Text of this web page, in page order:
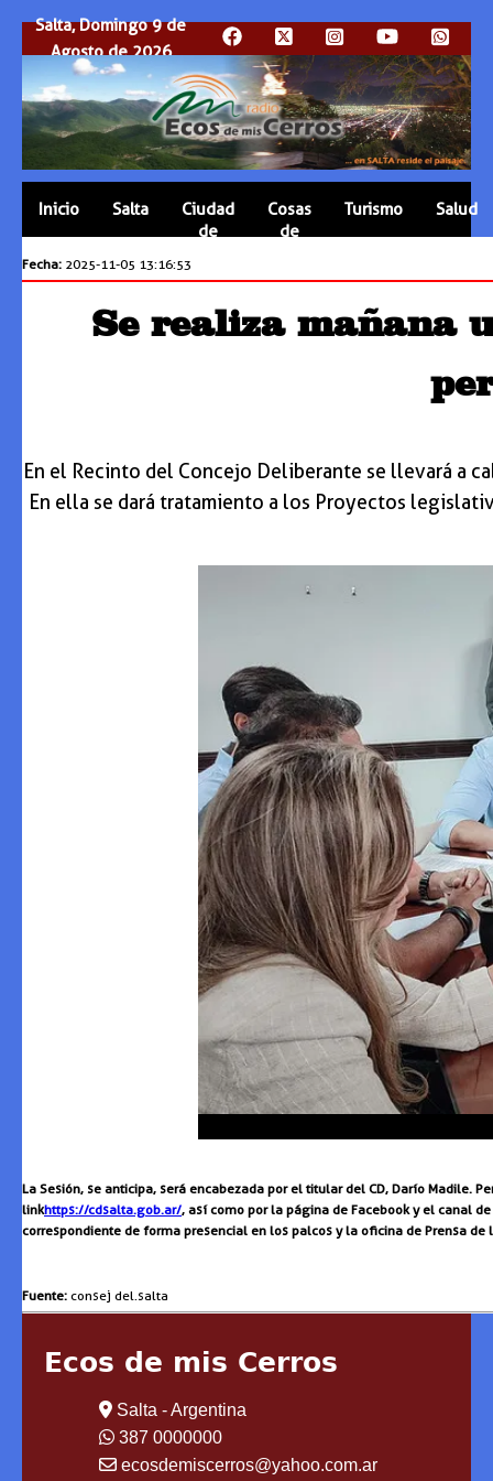
Salta, Domingo 9 de
Agosto de 2026
Inicio Salta
Ciudad
de
Cosas
de
Turismo Salud
Fecha: 2025-11-05 13:16:53
Se realiza mañana
En el Recinto del Concejo Deliberante se llevará a
En ella se dará tratamiento a los Proyectos
La Sesión, se anticipa, será encabezada por el titular del CD, Darío Madile.
linkhttps://cdsalta.gob.ar/, así como por la página de Facebook y el canal
correspondiente de forma presencial en los palcos y la oficina de Prensa
Fuente: consej del.salta
Ecos de mis Cerros
Salta - Argentina
387 0000000
ecosdemiscerros@yahoo.com.ar